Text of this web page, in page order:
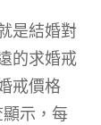
是結婚對
的求婚戒
戒價格
示，每